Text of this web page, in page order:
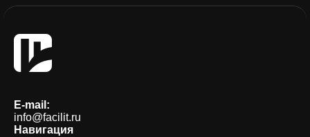
E-mail:
info@facilit.ru
Навигация